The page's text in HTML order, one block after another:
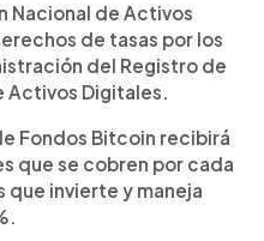
Nacional de Activos
de tasas por los
del Registro de
Activos Digitales.
Fondos Bitcoin recibirá
que se cobren por cada
invierte y maneja